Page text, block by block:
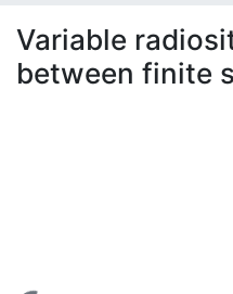
À propos
Variable
between finite